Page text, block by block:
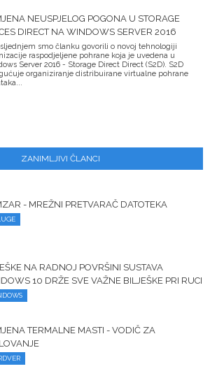
NEUSPJELOG POGONA U STORAGE
DIRECT NA WINDOWS SERVER 2016
smo članku govorili o novoj tehnologiji
raspodjeljene pohrane koja je uvedena u
Server 2016 - Storage Direct Direct (S2D). S2D
organiziranje distribuirane virtualne pohrane
ZANIMLJIVI ČLANCI
- MREŽNI PRETVARAČ DATOTEKA
NA RADNOJ POVRŠINI SUSTAVA
10 DRŽE SVE VAŽNE BILJEŠKE PRI RUCI
TERMALNE MASTI - VODIČ ZA